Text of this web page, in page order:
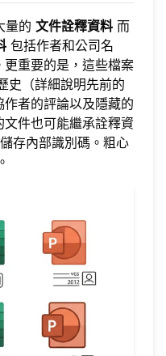
量的 文件詮釋資料 而
包括作者和公司名
重要的是，這些檔案
史（詳細說明先前的
者的評論以及隱藏的
件也可能繼承詮釋資
存內部識別碼。粗心
。